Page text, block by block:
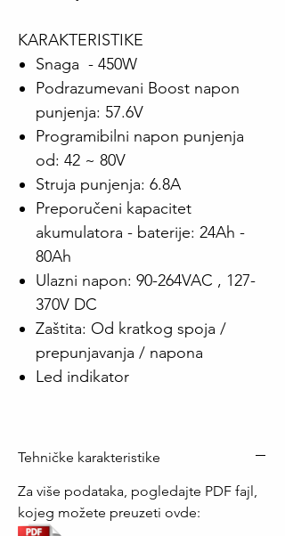
KARAKTERISTIKE
Snaga - 450W
Podrazumevani Boost napon
punjenja: 57.6V
Programibilni napon punjenja
od: 42 ~ 80V
Struja punjenja: 6.8A
Preporučeni kapacitet
akumulatora - baterije: 24Ah -
80Ah
Ulazni napon: 90-264VAC , 127-
370V DC
Zaštita: Od kratkog spoja /
prepunjavanja / napona
Led indikator
Tehničke karakteristike
Za više podataka, pogledajte PDF fajl,
kojeg možete preuzeti ovde: